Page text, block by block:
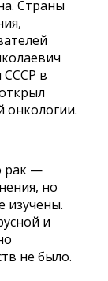
Страны
СССР в
онкологии.
рак —
но
изучены.
и
не было.